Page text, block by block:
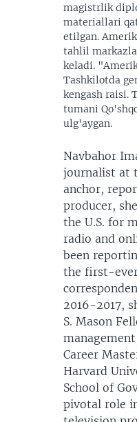
magistrlik
materiallari
etilgan.
tahlil
keladi.
Tashkilotda
kengash raisi.
tumani
ulg'aygan.
Navbahor
journalist at
anchor,
producer,
the U.S. for
radio and
been
the first-ever
2016-2017,
S. Mason
Career
Harvard
School of
pivotal role